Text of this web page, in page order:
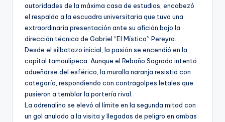
autoridades de la máxima casa de estudios, encabezó
el respaldo a la escuadra universitaria que tuvo una
extraordinaria presentación ante su afición bajo la
dirección técnica de Gabriel “El Místico” Pereyra.
Desde el silbatazo inicial, la pasión se encendió en la
capital tamaulipeca. Aunque el Rebaño Sagrado intentó
adueñarse del esférico, la muralla naranja resistió con
categoría, respondiendo con contragolpes letales que
pusieron a temblar la portería rival.
La adrenalina se elevó al límite en la segunda mitad con
un gol anulado a la visita y llegadas de peligro en ambas